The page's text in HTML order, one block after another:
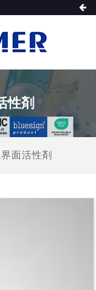
性剤
面活性剤